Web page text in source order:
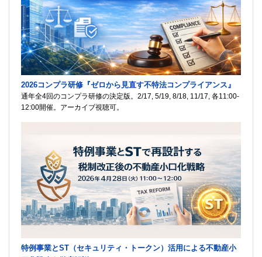
2026コンプラ研修『ゼロから見直す不特法コンプライアンス』
通年全4回のコンプラ研修の決定版。2/17, 5/19, 8/18, 11/17, 各11:00-
12:00開催。アーカイブ視聴可。
特例事業とST（セキュリティ・トークン）活用による不動産小